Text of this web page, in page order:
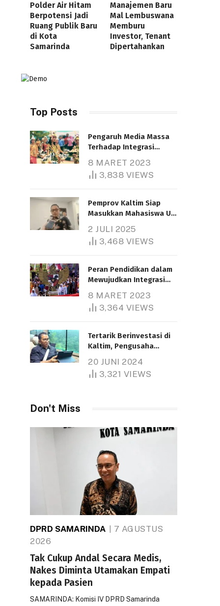
Polder Air Hitam
Berpotensi Jadi
Ruang Publik Baru
di Kota
Samarinda
Manajemen Baru
Mal Lembuswana
Memburu
Investor, Tenant
Dipertahankan
Top Posts
Pengaruh Media Massa
Terhadap Integrasi
8 MARET 2023
3,838 VIEWS
Pemprov Kaltim Siap
Masukkan Mahasiswa UT
Bantuan Pendidikan
Gratispol
2 JULI 2025
3,468 VIEWS
Peran Pendidikan dalam
Mewujudkan Integrasi
8 MARET 2023
3,364 VIEWS
Tertarik Berinvestasi di
Kaltim, Pengusaha
1.000 Hektare
20 JUNI 2024
3,321 VIEWS
Don't Miss
DPRD SAMARINDA
7 AGUSTUS
2026
Tak Cukup Andal Secara Medis,
Nakes Diminta Utamakan Empati
kepada Pasien
SAMARINDA: Komisi IV DPRD Samarinda